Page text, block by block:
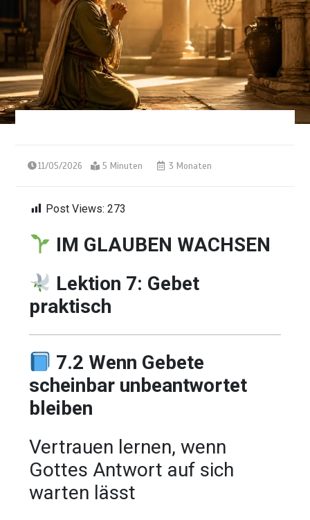
11/05/2026 5 Minuten 3 Monaten
Post Views: 273
IM GLAUBEN WACHSEN
Lektion 7: Gebet
praktisch
7.2 Wenn Gebete
scheinbar unbeantwortet
bleiben
Vertrauen lernen, wenn
Gottes Antwort auf sich
warten lässt